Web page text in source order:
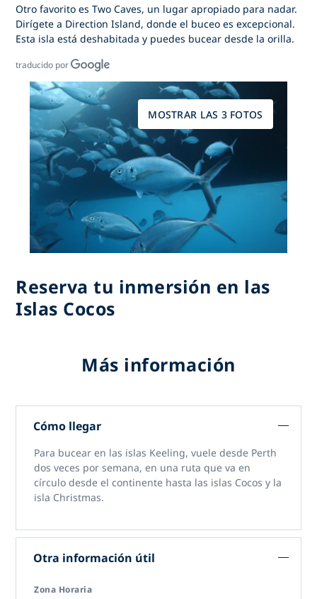
Otro favorito es Two Caves, un lugar apropiado para nadar.
Dirígete a Direction Island, donde el buceo es excepcional.
Esta isla está deshabitada y puedes bucear desde la orilla.
traducido por
MOSTRAR LAS 3 FOTOS
Reserva tu inmersión en las
Islas Cocos
Más información
Cómo llegar
Para bucear en las islas Keeling, vuele desde Perth
dos veces por semana, en una ruta que va en
círculo desde el continente hasta las islas Cocos y la
isla Christmas.
Otra información útil
Zona Horaria